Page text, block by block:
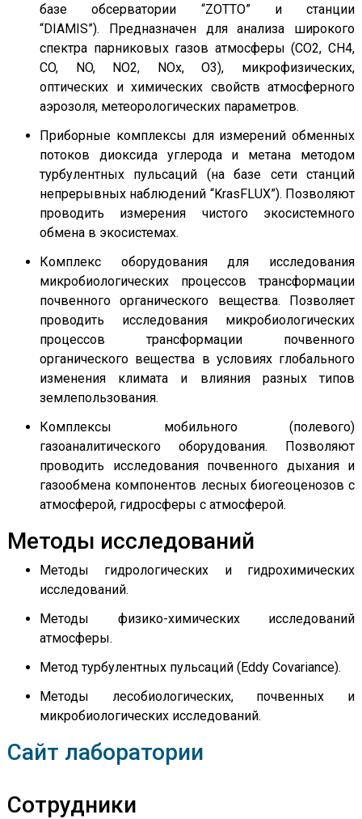
базе обсерватории “ZOTTO” и станции
“DIAMIS”). Предназначен для анализа широкого
спектра парниковых газов атмосферы (CO2, CH4,
CO, NO, NO2, NOx, O3), микрофизических,
оптических и химических свойств атмосферного
аэрозоля, метеорологических параметров.
Приборные комплексы для измерений обменных
потоков диоксида углерода и метана методом
турбулентных пульсаций (на базе сети станций
непрерывных наблюдений “KrasFLUX”). Позволяют
проводить измерения чистого экосистемного
обмена в экосистемах.
Комплекс оборудования для исследования
микробиологических процессов трансформации
почвенного органического вещества. Позволяет
проводить исследования микробиологических
процессов трансформации почвенного
органического вещества в условиях глобального
изменения климата и влияния разных типов
землепользования.
Комплексы мобильного (полевого)
газоаналитического оборудования. Позволяют
проводить исследования почвенного дыхания и
газообмена компонентов лесных биогеоценозов с
атмосферой, гидросферы с атмосферой.
Методы исследований
Методы гидрологических и гидрохимических
исследований.
Методы физико-химических исследований
атмосферы.
Метод турбулентных пульсаций (Eddy Covariance).
Методы лесобиологических, почвенных и
микробиологических исследований.
Сайт лаборатории
Сотрудники